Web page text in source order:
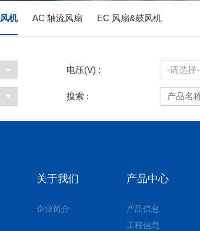
机 AC 轴流风扇 EC 风扇&鼓风机
电压(V) : -请选择-
搜索 :
关于我们
企业简介
产品中心
产品信息
工程信息